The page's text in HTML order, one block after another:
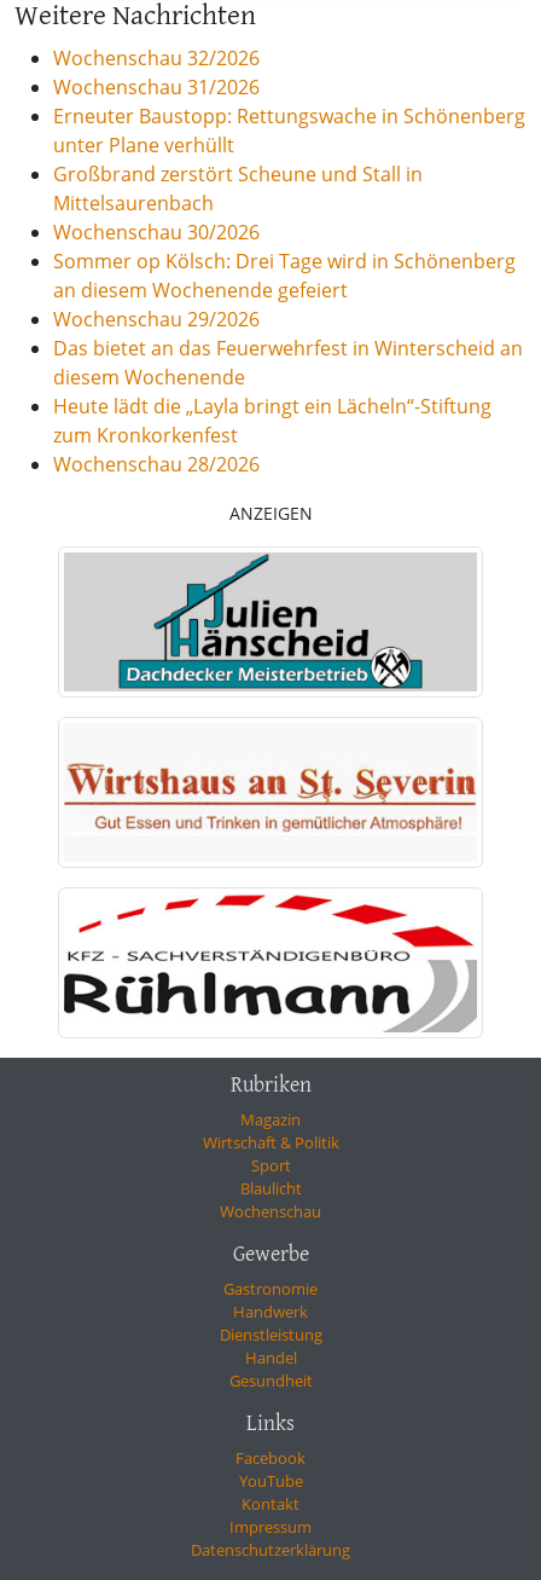
Weitere Nachrichten
Wochenschau 32/2026
Wochenschau 31/2026
Erneuter Baustopp: Rettungswache in Schönenberg
unter Plane verhüllt
Großbrand zerstört Scheune und Stall in
Mittelsaurenbach
Wochenschau 30/2026
Sommer op Kölsch: Drei Tage wird in Schönenberg
an diesem Wochenende gefeiert
Wochenschau 29/2026
Das bietet an das Feuerwehrfest in Winterscheid an
diesem Wochenende
Heute lädt die „Layla bringt ein Lächeln“-Stiftung
zum Kronkorkenfest
Wochenschau 28/2026
ANZEIGEN
Rubriken
Magazin
Wirtschaft & Politik
Sport
Blaulicht
Wochenschau
Gewerbe
Gastronomie
Handwerk
Dienstleistung
Handel
Gesundheit
Links
Facebook
YouTube
Kontakt
Impressum
Datenschutzerklärung